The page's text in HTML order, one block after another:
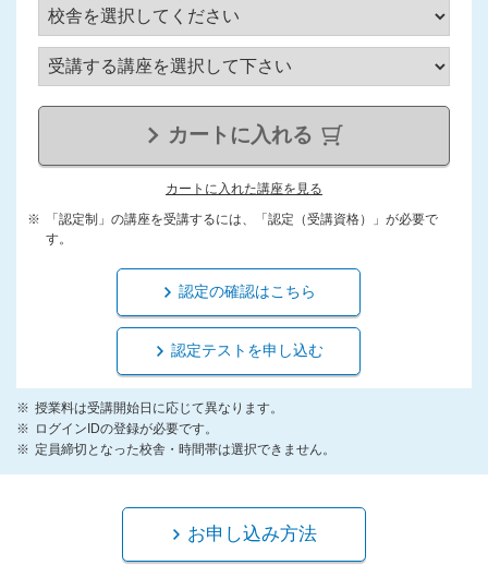
カートに入れる
カートに入れた講座を見る
「認定制」の講座を受講するには、「認定（受講資格）」が必要で
す。
認定の確認はこちら
認定テストを申し込む
授業料は受講開始日に応じて異なります。
ログインIDの登録が必要です。
定員締切となった校舎・時間帯は選択できません。
お申し込み方法